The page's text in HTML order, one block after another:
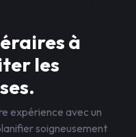
à
les
expérience avec un
soigneusement